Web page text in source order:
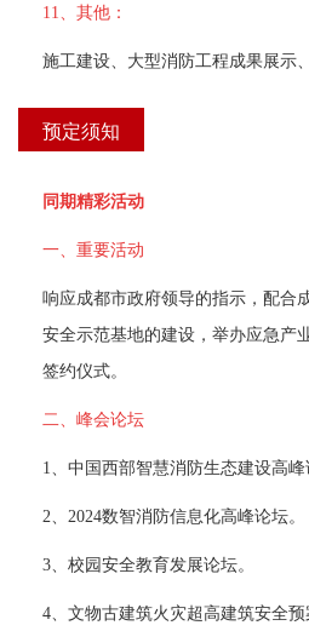
11、其他：
施工建设、大型消防工程成果展示
预定须知
同期精彩活动
一、重要活动
响应成都市政府领导的指示，配合
安全示范基地的建设，举办应急产
签约仪式。
二、峰会论坛
1、中国西部智慧消防生态建设高峰
2、2024数智消防信息化高峰论坛。
3、校园安全教育发展论坛。
4、文物古建筑火灾超高建筑安全